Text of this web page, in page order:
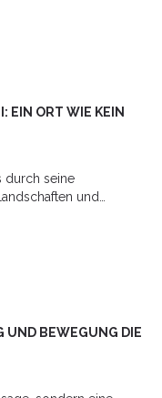
wie Sie sich
Leitfaden wird
um Ihre
Fragen zu
EIN ORT WIE KEIN
durch seine
und
UND BEWEGUNG DIE